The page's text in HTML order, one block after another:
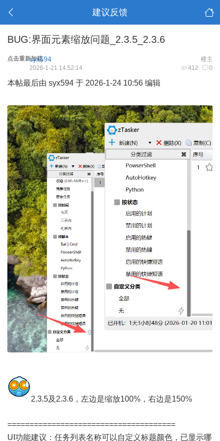
建议反馈
BUG:界面元素缩放问题_2.3.5_2.3.6
点击重新加载 楼主
syx594
412 0
2026-1-21 14:52:14
本帖最后由 syx594 于 2026-1-24 10:56 编辑
2.3.5及2.3.6，左边是缩放100%，右边是150%
======================================
UI功能建议：任务列表名称可以自定义标题颜色，已显示哪